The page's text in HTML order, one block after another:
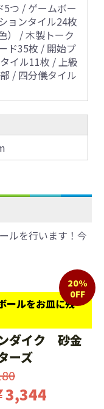
つ / ゲームボー
ョンタイル24枚
） / 木製トーク
ド35枚 / 開始プ
イル11枚 / 上級
/ 四分儀タイル
ルを行います！今
ールをお皿に残
20%
0FF
ダイク 砂金
ーズ